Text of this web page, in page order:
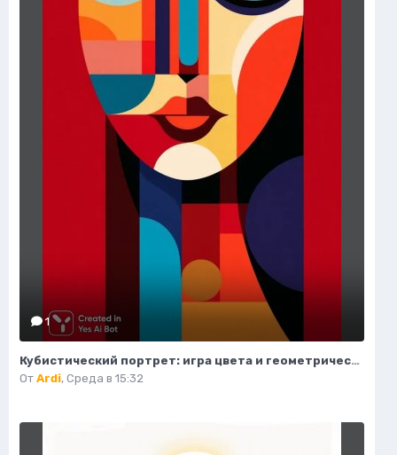
1
Кубистический портрет: игра цвета и геометрических форм. Нейросеть Midjourney
От Ardi, Среда в 15:32